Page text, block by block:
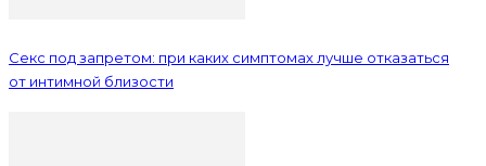
Секс под запретом: при каких симптомах лучше отказаться
от интимной близости